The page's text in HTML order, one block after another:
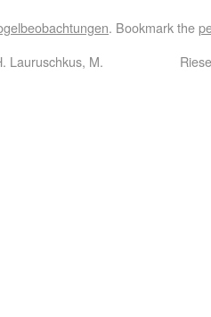
. Bookmark the
Lauruschkus, M.